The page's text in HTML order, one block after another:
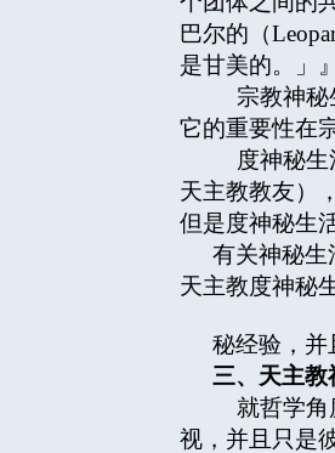
巴尔的（
是甘美的。」』
宗教神秘
它的重要性在
度神秘生
天主教教友）
但是度神秘生
有关神秘生
天主教度神秘
秘经验，并
三、天主
就哲学角
视，并且只是